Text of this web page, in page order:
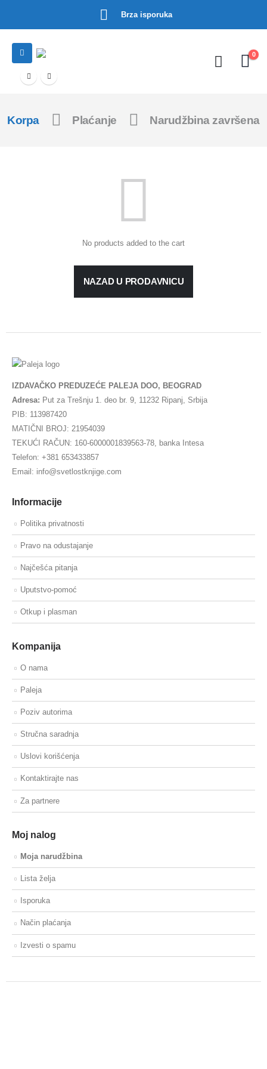
Brza isporuka
0
Korpa Plaćanje Narudžbina završena
No products added to the cart
NAZAD U PRODAVNICU
IZDAVAČKO PREDUZEĆE PALEJA DOO, BEOGRAD
Adresa: Put za Trešnju 1. deo br. 9, 11232 Ripanj, Srbija
PIB: 113987420
MATIČNI BROJ: 21954039
TEKUĆI RAČUN: 160-6000001839563-78, banka Intesa
Telefon: +381 653433857
Email: info@svetlostknjige.com
Informacije
Politika privatnosti
Pravo na odustajanje
Najčešća pitanja
Uputstvo-pomoć
Otkup i plasman
Kompanija
O nama
Paleja
Poziv autorima
Stručna saradnja
Uslovi korišćenja
Kontaktirajte nas
Za partnere
Moj nalog
Moja narudžbina
Lista želja
Isporuka
Način plaćanja
Izvesti o spamu